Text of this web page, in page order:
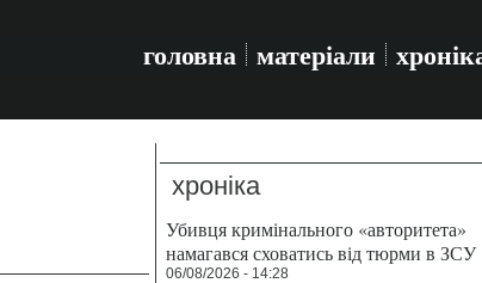
головна матеріали
хроніка
Убивця кримінального «авторитета»
намагався сховатись від тюрми в ЗСУ
06/08/2026 - 14:28